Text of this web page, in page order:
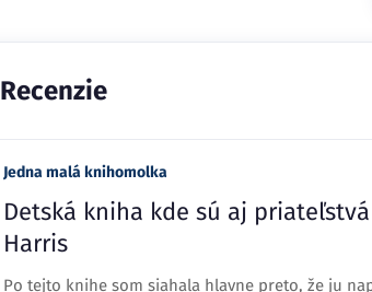
Recenzie
Jedna malá knihomolka
Detská kniha kde sú aj
Harris
Po tejto knihe som siahala hlavne preto, že ju